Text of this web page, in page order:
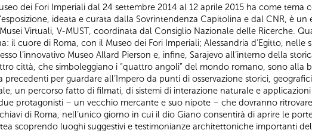
dei Fori Imperiali dal 24 settembre 2014 al 12 aprile 2015 ha come tema
ideata e curata dalla Sovrintendenza Capitolina e dal CNR, è
Virtuali, V-MUST, coordinata dal Consiglio Nazionale delle Ricerche.
il cuore di Roma, con il Museo dei Fori Imperiali; Alessandria d’Egitto, nelle
l’innovativo Museo Allard Pierson e, infine, Sarajevo all’interno della
città, che simboleggiano i “quattro angoli” del mondo romano, sono alla
precedenti per guardare all’Impero da punti di osservazione storici,
un percorso fatto di filmati, di sistemi di interazione naturale e
protagonisti – un vecchio mercante e suo nipote – che dovranno
di Roma, nell’unico giorno in cui il dio Giano consentirà di aprire le
scoprendo luoghi suggestivi e testimonianze architettoniche importanti